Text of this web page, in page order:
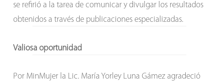
se refirió a la tarea de comunicar y divulgar los resultados
obtenidos a través de publicaciones especializadas.
Valiosa oportunidad
Por MinMujer la Lic. María Yorley Luna Gámez agradeció